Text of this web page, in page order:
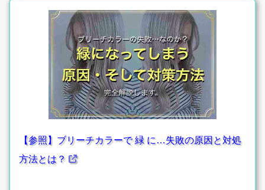
【参照】ブリーチカラーで 緑 に…失敗の原因と対処
方法とは？